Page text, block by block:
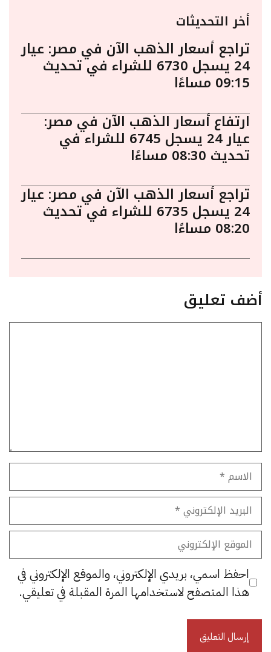
أخر التحديثات
تراجع أسعار الذهب الآن في مصر: عيار
24 يسجل 6730 للشراء في تحديث
09:15 مساءًا
ارتفاع أسعار الذهب الآن في مصر:
عيار 24 يسجل 6745 للشراء في
تحديث 08:30 مساءًا
تراجع أسعار الذهب الآن في مصر: عيار
24 يسجل 6735 للشراء في تحديث
08:20 مساءًا
أضف تعليق
الاسم
البريد
الإلكتروني
الموقع
الإلكتروني
احفظ اسمي، بريدي الإلكتروني، والموقع الإلكتروني في
هذا المتصفح لاستخدامها المرة المقبلة في تعليقي.